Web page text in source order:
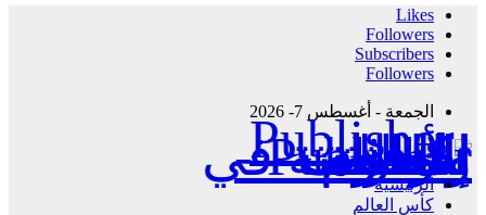
Likes
Followers
Subscribers
Followers
الجمعة - أغسطس 7- 2026
Publisher - تغطية إخبارية لكافة الأحداث الرياضية في المغرب والعالم.
الرئيسية
كأس العالم